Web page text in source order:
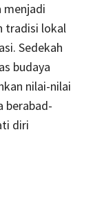
menjadi
tradisi lokal
Sedekah
budaya
nilai-nilai
berabad-
diri